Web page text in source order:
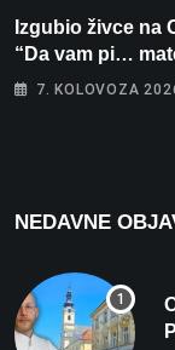
Izgubio živce na
“Da vam pi…
Zbog člana
7. KOLOVOZA
NEDAVNE